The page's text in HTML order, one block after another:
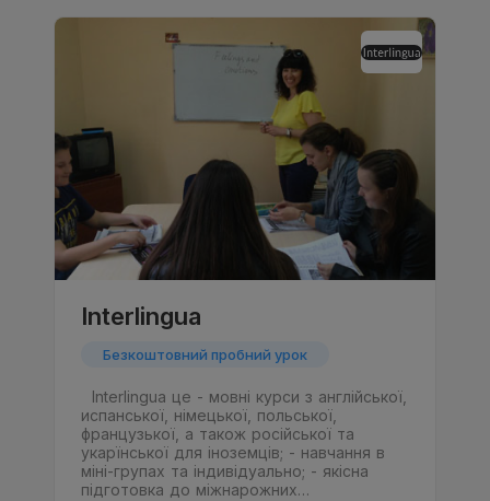
Interlingua
Безкоштовний пробний урок
Interlingua це - мовні курси з англійської,
испанської, німецької, польської,
французької, а також російської та
укарїнської для іноземців; - навчання в
міні-групах та індивідуально; - якісна
підготовка до міжнарожних…